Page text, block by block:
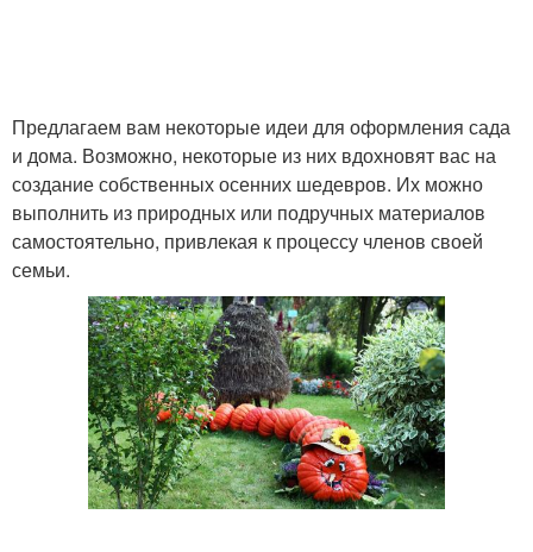
Предлагаем вам некоторые идеи для оформления сада
и дома. Возможно, некоторые из них вдохновят вас на
создание собственных осенних шедевров. Их можно
выполнить из природных или подручных материалов
самостоятельно, привлекая к процессу членов своей
семьи.